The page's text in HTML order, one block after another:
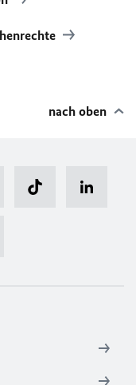
nach oben